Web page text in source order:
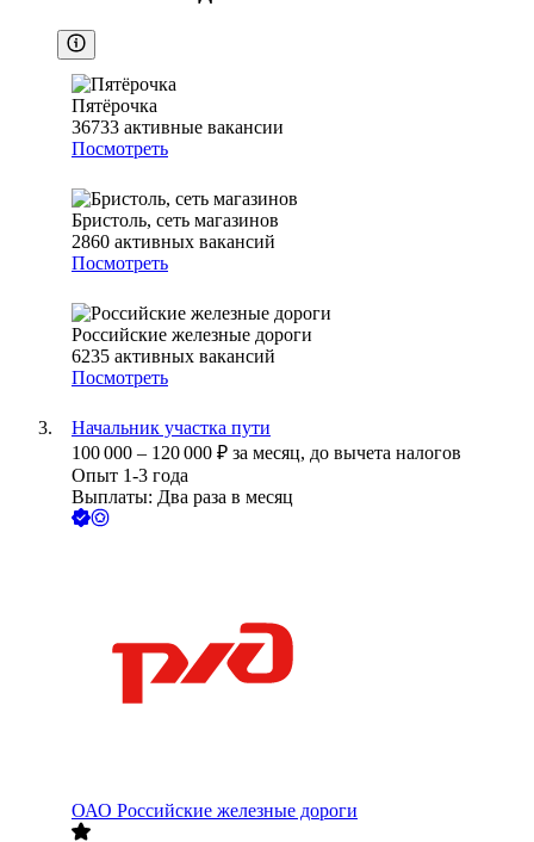
Пятёрочка
36733 активные вакансии
Посмотреть
Бристоль, сеть магазинов
2860 активных вакансий
Посмотреть
Российские железные дороги
6235 активных вакансий
Посмотреть
Начальник участка пути
100 000 – 120 000 ₽ за месяц, до вычета налогов
Опыт 1-3 года
Выплаты: Два раза в месяц
ОАО Российские железные дороги